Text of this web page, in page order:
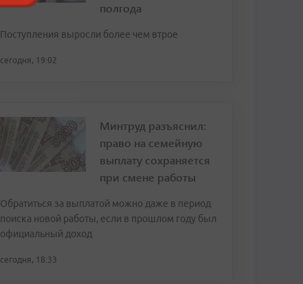
полгода
Поступления выросли более чем втрое
сегодня, 19:02
Минтруд разъяснил:
право на семейную
выплату сохраняется
при смене работы
Обратиться за выплатой можно даже в период
поиска новой работы, если в прошлом году был
официальный доход
сегодня, 18:33